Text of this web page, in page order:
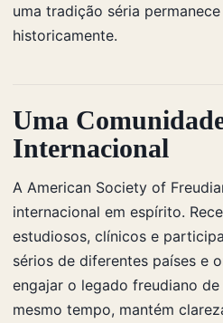
uma tradição séria
historicamente.
Uma
Internacional
A American Society of
internacional em espírito.
estudiosos, clínicos e
sérios de diferentes países e
engajar o legado freudiano
mesmo tempo, mantém